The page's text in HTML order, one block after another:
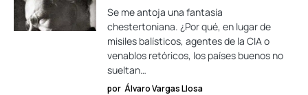
Se me antoja una fantasía
chestertoniana. ¿Por qué, en lugar de
misiles balísticos, agentes de la CIA o
venablos retóricos, los países buenos no
sueltan…
por Álvaro Vargas Llosa